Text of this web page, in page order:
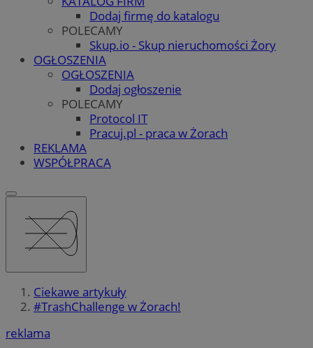
Dodaj firmę do katalogu
POLECAMY
Skup.io - Skup nieruchomości Żory
OGŁOSZENIA
OGŁOSZENIA
Dodaj ogłoszenie
POLECAMY
Protocol IT
Pracuj.pl - praca w Żorach
REKLAMA
WSPÓŁPRACA
Ciekawe artykuły
#TrashChallenge w Żorach!
reklama